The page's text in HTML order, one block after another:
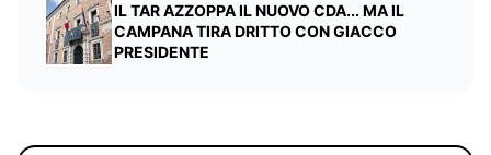
IL TAR AZZOPPA IL NUOVO CDA... MA IL
CAMPANA TIRA DRITTO CON GIACCO
PRESIDENTE